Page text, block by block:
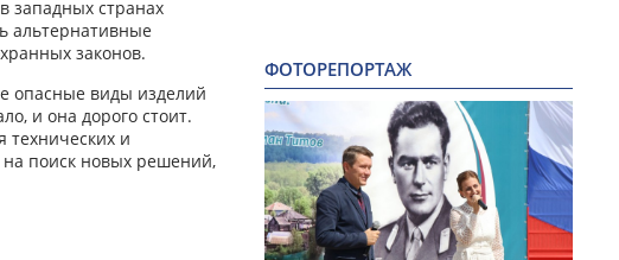
западных странах
альтернативные
законов.
опасные виды изделий
и она дорого стоит.
и
на поиск новых решений,
ФОТОРЕПОРТАЖ